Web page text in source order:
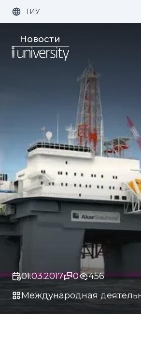
Размер шрифта:
Изображения:
ТИУ
Новости
01.03.2017 0
456
Международная